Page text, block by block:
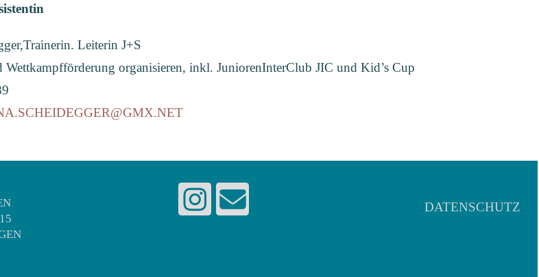
Leiterin J+S
Wettkampfförderung organisieren, inkl. JuniorenInterClub JIC und Kid’s Cup
DATENSCHUTZ